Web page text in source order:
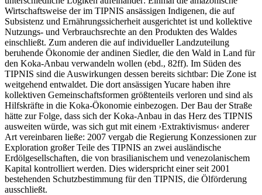
Wirtschaftsweise der im TIPNIS ansässigen Indigenen, die auf
Subsistenz und Ernährungssicherheit ausgerichtet ist und kollektive
Nutzungs- und Verbrauchsrechte an den Produkten des Waldes
einschließt. Zum anderen die auf individueller Landzuteilung
beruhende Ökonomie der andinen Siedler, die den Wald in Land für
den Koka-Anbau verwandeln wollen (ebd., 82ff). Im Süden des
TIPNIS sind die Auswirkungen dessen bereits sichtbar: Die Zone ist
weitgehend entwaldet. Die dort ansässigen Yucare haben ihre
kollektiven Gemeinschaftsformen größtenteils verloren und sind als
Hilfskräfte in die Koka-Ökonomie einbezogen. Der Bau der Straße
hätte zur Folge, dass sich der Koka-Anbau in das Herz des TIPNIS
ausweiten würde, was sich gut mit einem ›Extraktivismus‹ anderer
Art vereinbaren ließe: 2007 vergab die Regierung Konzessionen zur
Exploration großer Teile des TIPNIS an zwei ausländische
Erdölgesellschaften, die von brasilianischem und venezolanischem
Kapital kontrolliert werden. Dies widerspricht einer seit 2001
bestehenden Schutzbestimmung für den TIPNIS, die Ölförderung
ausschließt.